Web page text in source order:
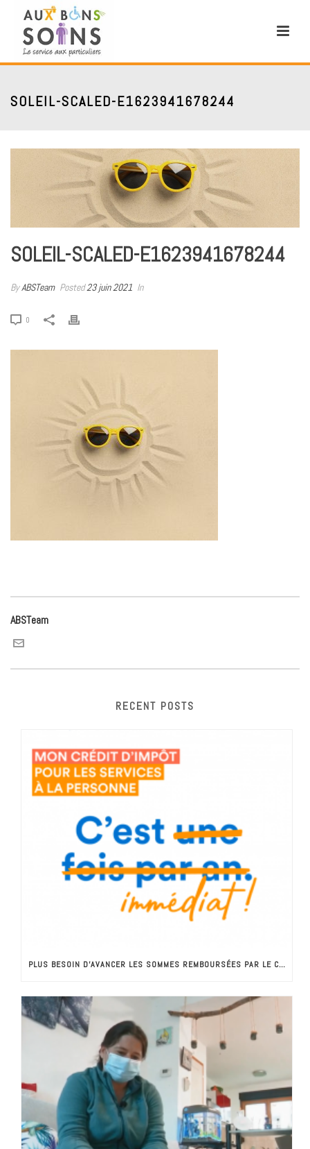
SOLEIL-SCALED-E1623941678244
SOLEIL-SCALED-E1623941678244
ByABSTeam Posted23 juin 2021 In
0
ABSTeam
RECENT POSTS
PLUS BESOIN D’AVANCER LES SOMMES REMBOURSÉES PAR LE CRÉDIT D’IMPÔT